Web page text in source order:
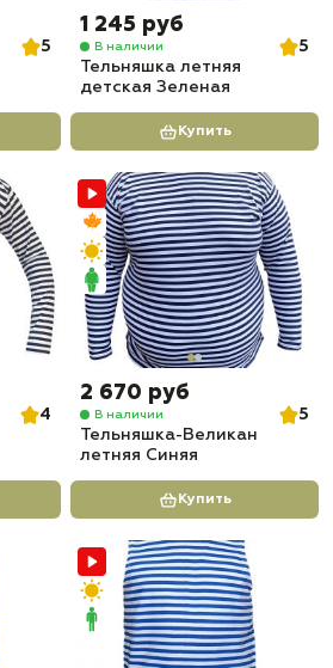
5
1 245 руб
В наличии
5
Тельняшка летняя
детская Зеленая
Купить
4
2 670 руб
В наличии
5
Тельняшка-Великан
летняя Синяя
Купить